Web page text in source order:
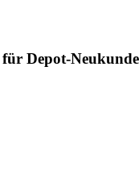
Depot-